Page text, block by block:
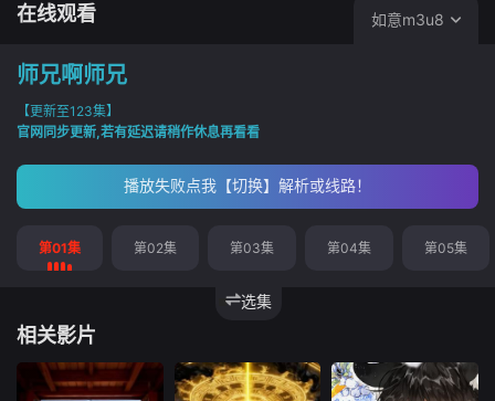
在线观看 如意m3u8
师兄啊师兄
【更新至123集】
官网同步更新,若有延迟请稍作休息再看看
播放失败点我【切换】解析或线路！
选集
第01集 第02集 第03集 第04集 第05集
相关影片